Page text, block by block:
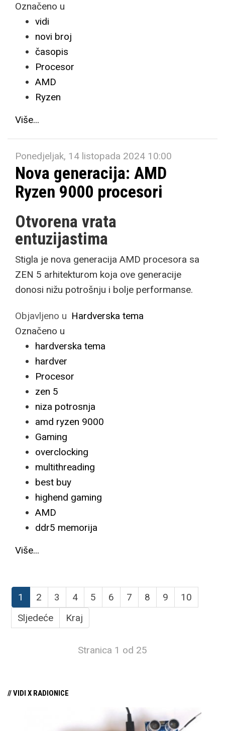
Označeno u
vidi
novi broj
časopis
Procesor
AMD
Ryzen
Više...
Ponedjeljak, 14 listopada 2024 10:00
Nova generacija: AMD
Ryzen 9000 procesori
Otvorena vrata
entuzijastima
Stigla je nova generacija AMD procesora sa
ZEN 5 arhitekturom koja ove generacije
donosi nižu potrošnju i bolje performanse.
Objavljeno u Hardverska tema
Označeno u
hardverska tema
hardver
Procesor
zen 5
niza potrosnja
amd ryzen 9000
Gaming
overclocking
multithreading
best buy
highend gaming
AMD
ddr5 memorija
Više...
1 2 3 4 5 6 7 8 9
10
Sljedeće
Kraj
Stranica 1 od 25
// VIDI X RADIONICE